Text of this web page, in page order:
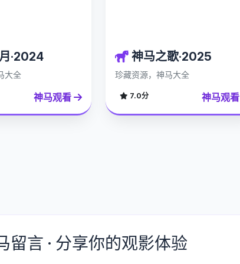
·2024
大全
神马观看
神马之歌·2025
珍藏资源，神马大全
7.0分 神马观看
留言 · 分享你的观影体验